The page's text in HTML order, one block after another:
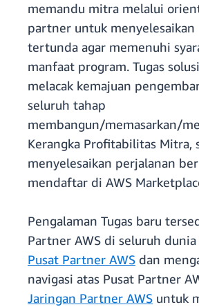
memandu mitra melalui
partner untuk menyelesaikan
tertunda agar memenuhi
manfaat program. Tugas
melacak kemajuan
seluruh tahap
membangun/memasarkan/
Kerangka Profitabilitas Mitra,
menyelesaikan perjalanan
mendaftar di AWS
Pengalaman Tugas baru
Partner AWS di seluruh
Pusat Partner AWS dan
navigasi atas Pusat Partner
Jaringan Partner AWS untuk